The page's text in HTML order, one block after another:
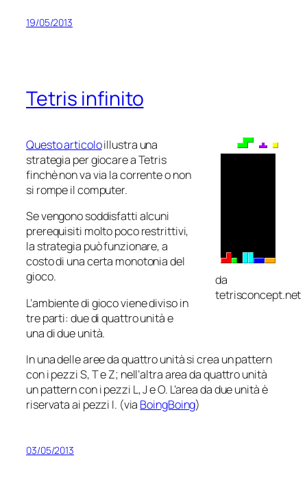
19/05/2013
Tetris infinito
da
tetrisconcept.net
Questo articoloillustra una
strategia per giocare a Tetris
finchè non va via la corrente o non
si rompe il computer.
Se vengono soddisfatti alcuni
prerequisiti molto poco restrittivi,
la strategia può funzionare, a
costo di una certa monotonia del
gioco.
L’ambiente di gioco viene diviso in
tre parti: due di quattro unità e
una di due unità.
In una delle aree da quattro unità si crea un pattern
con i pezzi S, T e Z; nell’altra area da quattro unità
un pattern con i pezzi L, J e O. L’area da due unità è
riservata ai pezzi I. (via BoingBoing)
03/05/2013